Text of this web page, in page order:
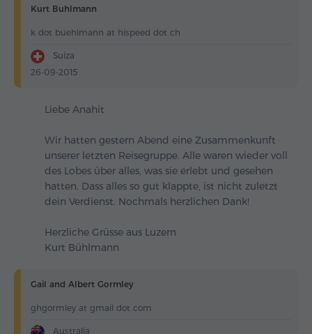
Kurt Buhlmann
k dot buehlmann at hispeed dot ch
Suiza
26-09-2015
Liebe Anahit
Wir hatten gestern Abend eine Zusammenkunft
unserer letzten Reisegruppe. Alle waren wieder voll
des Lobes über alles, was sie erlebt und gesehen
hatten. Dass alles so gut klappte, ist nicht zuletzt
dein Verdienst. Nochmals herzlichen Dank!
Herzliche Grüsse aus Luzern
Kurt Bühlmann
Gail and Albert Gormley
ghgormley at gmail dot com
Australia